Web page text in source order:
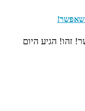
זהו! הגיע היום